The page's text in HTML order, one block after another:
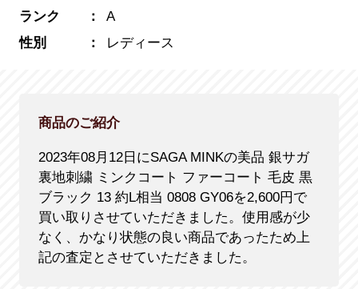
ランク
A
性別
レディース
商品のご紹介
2023年08月12日にSAGA MINKの美品 銀サガ
裏地刺繍 ミンクコート ファーコート 毛皮 黒
ブラック 13 約L相当 0808 GY06を2,600円で
買い取りさせていただきました。使用感が少
なく、かなり状態の良い商品であったため上
記の査定とさせていただきました。